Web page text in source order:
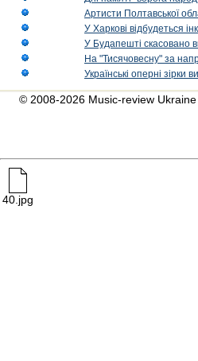
Артисти Полтавської
У Харкові відбудеться
У Будапешті скасовано
На "Тисячовесну" за
Українські оперні
© 2008-2026 Music-review Ukraine
40.jpg